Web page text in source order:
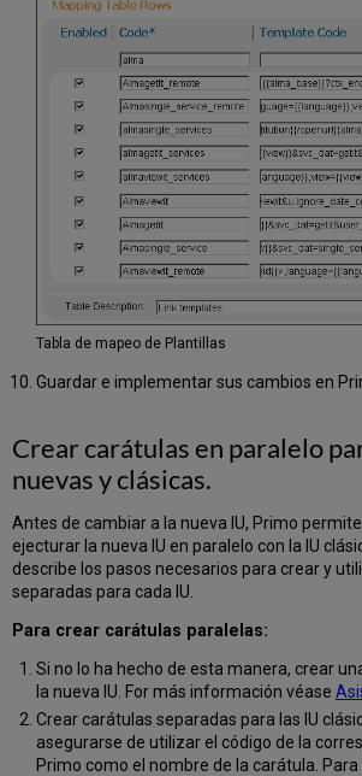
Tabla de mapeo de Plantillas
Guardar e implementar sus cambios en
Crear carátulas en paralelo
nuevas y clásicas.
Antes de cambiar a la nueva IU, Primo
ejecturar la nueva IU en paralelo con la IU
describe los pasos necesarios para crear y
separadas para cada IU.
Para crear carátulas paralelas:
Si no lo ha hecho de esta manera, crear
la nueva IU. For más información véase
Crear carátulas separadas para las IU
asegurarse de utilizar el código de la
Primo como el nombre de la carátula.